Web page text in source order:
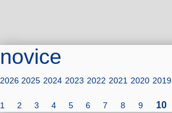
novice
2026 2025 2024 2023 2022 2021 2020 2019
1 2 3 4 5 6 7 8 9 10